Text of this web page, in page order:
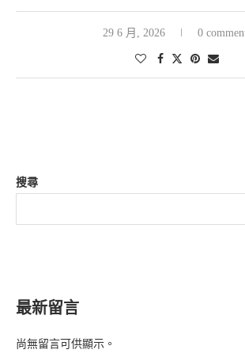
29 6 月, 2026 0
搜尋
最新留言
尚無留言可供顯示。